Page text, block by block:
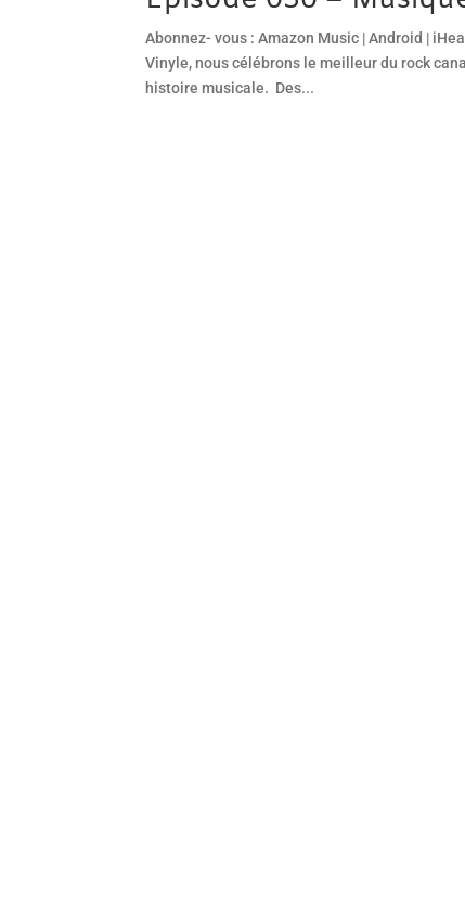
Abonnez- vous : Amazon Music | Android |
Vinyle, nous célébrons le meilleur du rock
histoire musicale. Des...